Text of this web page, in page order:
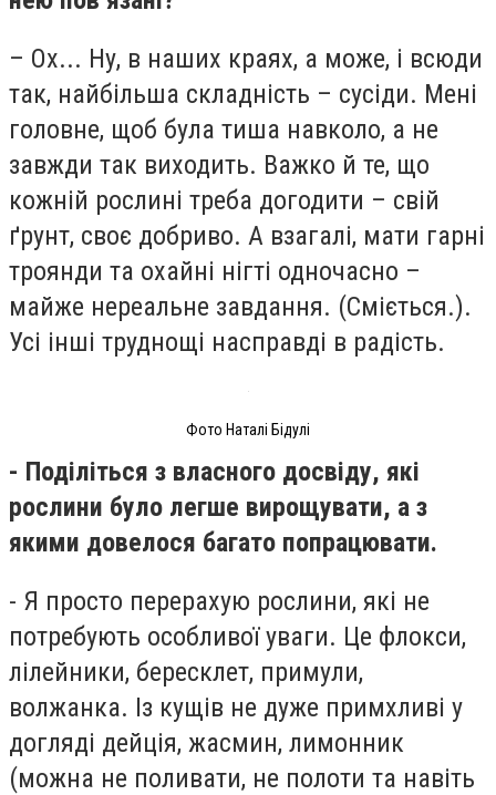
– Ох... Ну, в наших краях, а може, і всюди
так, найбільша складність – сусіди. Мені
головне, щоб була тиша навколо, а не
завжди так виходить. Важко й те, що
кожній рослині треба догодити – свій
ґрунт, своє добриво. А взагалі, мати гарні
троянди та охайні нігті одночасно –
майже нереальне завдання. (Сміється.).
Усі інші труднощі насправді в радість.
Фото Наталі Бідулі
- Поділіться з власного досвіду, які
рослини було легше вирощувати, а з
якими довелося багато попрацювати.
- Я просто перерахую рослини, які не
потребують особливої уваги. Це флокси,
лілейники, бересклет, примули,
волжанка. Із кущів не дуже примхливі у
догляді дейція, жасмин, лимонник
(можна не поливати, не полоти та навіть